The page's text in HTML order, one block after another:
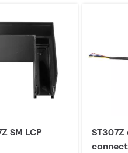
SM LCP